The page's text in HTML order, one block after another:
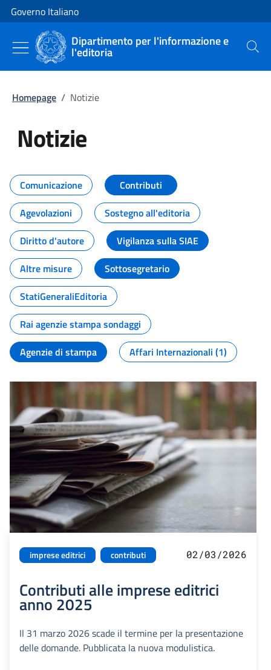
Vai al contenuto
Vai alla navigazione del sito
Governo Italiano
Dipartimento per l'informazione e
l'editoria Cerca
Homepage / Notizie
Notizie
Tutti i contenuti della pagina
Comunicazione
Contributi
Agevolazioni
Sostegno all'editoria
Diritto d'autore
Vigilanza sulla SIAE
Altre misure
Sottosegretario
StatiGeneraliEditoria
Rai agenzie stampa sondaggi
Agenzie di stampa
Affari Internazionali (1)
imprese editrici contributi 02/03/2026
Contributi alle imprese editrici
anno 2025
Il 31 marzo 2026 scade il termine per la presentazione
delle domande. Pubblicata la nuova modulistica.